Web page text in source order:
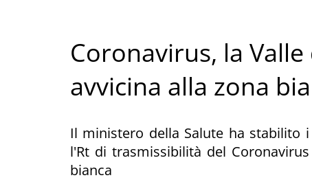
Coronavirus, la Valle
avvicina alla zona
Il ministero della Salute ha stabilito
l'Rt di trasmissibilità del
bianca